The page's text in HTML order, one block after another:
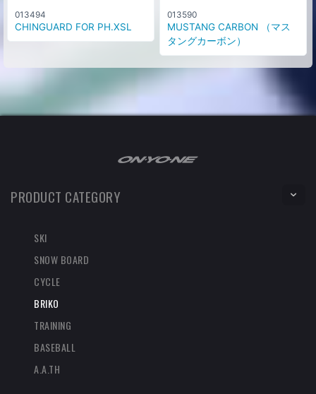
013494
CHINGUARD FOR PH.XSL
013590
MUSTANG CARBON （マス
タングカーボン）
PRODUCT CATEGORY
SKI
SNOW BOARD
CYCLE
BRIKO
TRAINING
BASEBALL
A.A.TH